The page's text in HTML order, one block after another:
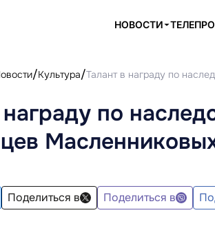
НОВОСТИ
Культура Талант в награду по
по
Поделиться в Поделиться в